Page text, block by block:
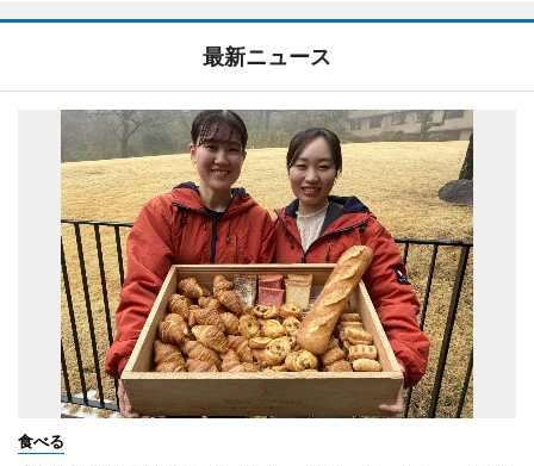
最新ニュース
食べる